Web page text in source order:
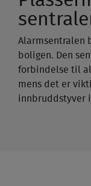
Alarm­sentralen
boligen. Den
forbindelse til
mens det er
innbrudds­tyver